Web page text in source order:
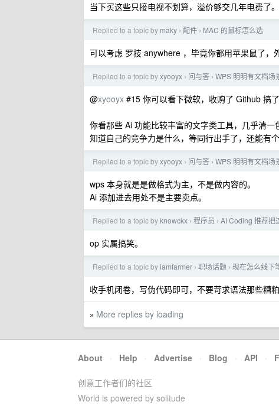
当下买这些只接电视不划算，溢价够交几年电费了。
Replied to a topic by maky › 配件 › MAC 的鼠标怎么选
可以考虑 罗技 anywhere ，毕竟你都用苹果鼠了，
Replied to a topic byxyooyx › 问与答 › WPS 明明有文档场
@xyooyx #15 你可以看下微软，收购了 Github 搞
你看那些 Ai 功能比较丰富的文字类工具，几乎清
知道自己的竞争力是什么，等同行出手了，还能有
Replied to a topic byxyooyx › 问与答 › WPS 明明有文档场
wps 本身就是是做格式为主，不是做内容的。
Ai 添加进去用处不是主要卖点。
Replied to a topic byknowckx › 程序员 › AI Coding 推荐把
op 实属搞笑。
Replied to a topic byiamfarmer › 职场话题 › 现在怎么线下
收手机闭卷，写伪代码即可，不要苛求语法那些糟粕
» More replies by loading
About · Help · Advertise · Blog · API ·
创意工作者们的社区
World is powered by solitude